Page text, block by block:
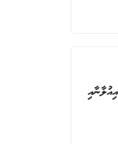
އިއުލާނާއި